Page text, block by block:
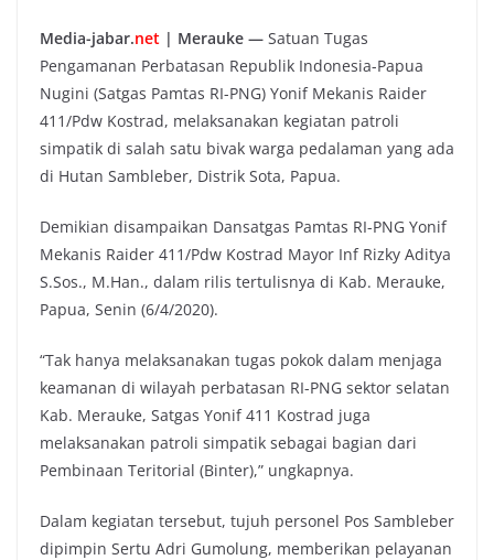
c
e
b
o
o
k
i
t
t
e
r
a
t
s
A
p
p
p
y
L
i
n
k
Media-jabar.net | Merauke — Satuan Tugas
Pengamanan Perbatasan Republik Indonesia-Papua
Nugini (Satgas Pamtas RI-PNG) Yonif Mekanis Raider
411/Pdw Kostrad, melaksanakan kegiatan patroli
simpatik di salah satu bivak warga pedalaman yang ada
di Hutan Sambleber, Distrik Sota, Papua.
Demikian disampaikan Dansatgas Pamtas RI-PNG Yonif
Mekanis Raider 411/Pdw Kostrad Mayor Inf Rizky Aditya
S.Sos., M.Han., dalam rilis tertulisnya di Kab. Merauke,
Papua, Senin (6/4/2020).
“Tak hanya melaksanakan tugas pokok dalam menjaga
keamanan di wilayah perbatasan RI-PNG sektor selatan
Kab. Merauke, Satgas Yonif 411 Kostrad juga
melaksanakan patroli simpatik sebagai bagian dari
Pembinaan Teritorial (Binter),” ungkapnya.
Dalam kegiatan tersebut, tujuh personel Pos Sambleber
dipimpin Sertu Adri Gumolung, memberikan pelayanan